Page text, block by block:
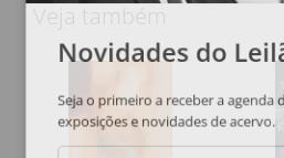
Veja também
Novidades do
Seja o primeiro a receber a agenda
exposições e novidades de acervo.